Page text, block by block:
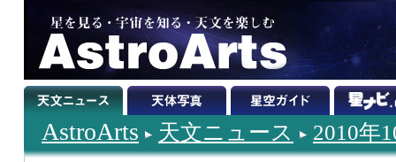
AstroArts 天文ニュース 2010年